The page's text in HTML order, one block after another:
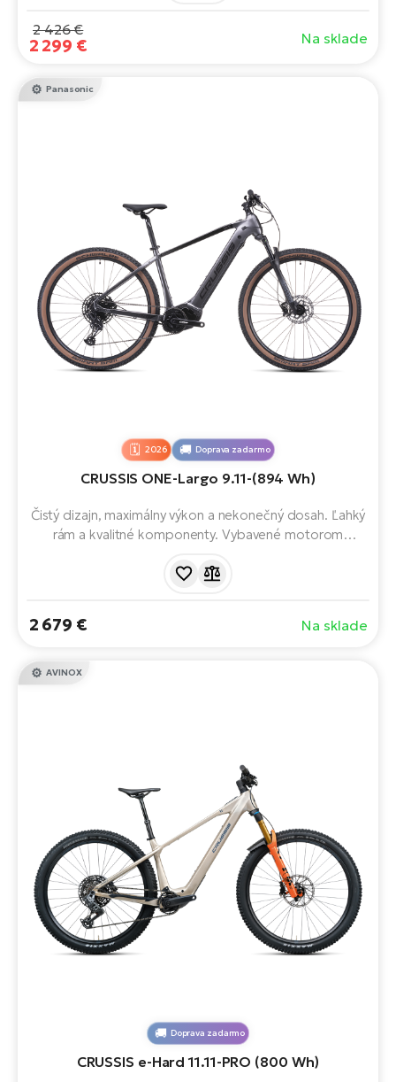
2 426 €
2 299 € Na sklade
Panasonic
2026 Doprava zadarmo
CRUSSIS ONE-Largo 9.11-(894 Wh)
Čistý dizajn, maximálny výkon a nekonečný dosah. Ľahký
rám a kvalitné komponenty. Vybavené motorom
12-rýchlostným radením, 29" kolesami a 100 mm
2 679 € Na sklade
Doprava zadarmo
AVINOX
CRUSSIS e-Hard 11.11-PRO (800 Wh)